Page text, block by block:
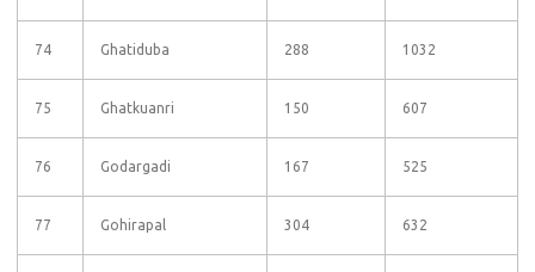
74 Ghatiduba 288 1032
75 Ghatkuanri 150 607
76 Godargadi 167 525
77 Gohirapal 304 632